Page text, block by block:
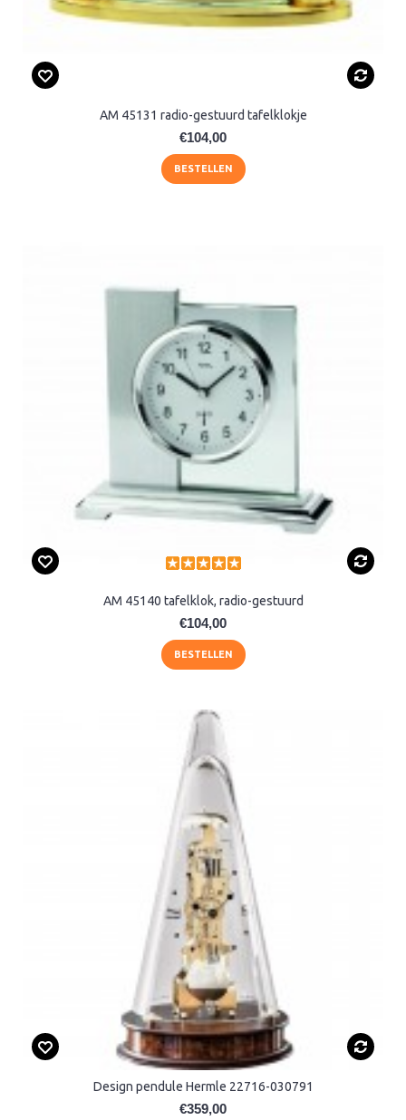
AM 45131 radio-gestuurd tafelklokje
€104,00
BESTELLEN
AM 45140 tafelklok, radio-gestuurd
€104,00
BESTELLEN
Design pendule Hermle 22716-030791
€359,00